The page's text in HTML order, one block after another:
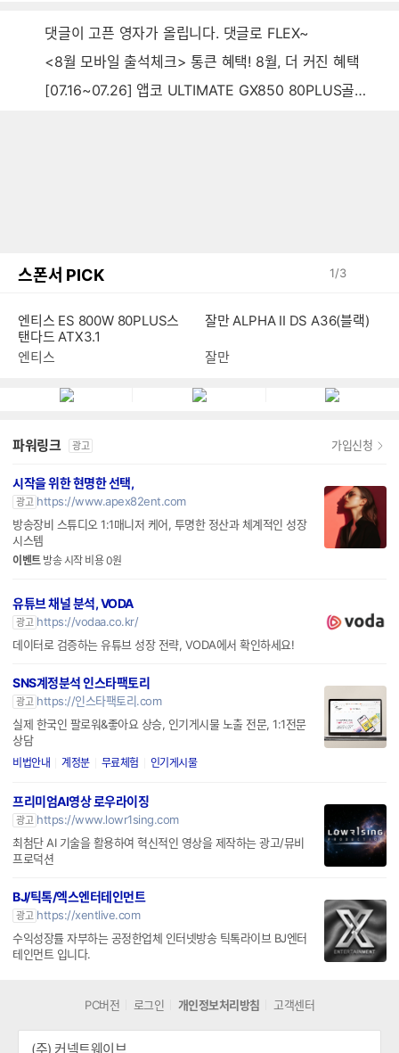
댓글이 고픈 영자가 올립니다. 댓글로 FLEX~
<8월 모바일 출석체크> 통큰 혜택! 8월, 더 커진 혜택
[07.16~07.26] 앱코 ULTIMATE GX850 80PLUS골드 풀모듈러 ATX3.0 블랙
스폰서 PICK 1/3
엔티스 ES 800W 80PLUS스
탠다드 ATX3.1
엔티스
잘만 ALPHA II DS A36(블랙)
잘만
파워링크 광고 가입신청
시작을 위한 현명한 선택,
광고 https://www.apex82ent.com
방송장비 스튜디오 1:1매니저 케어, 투명한 정산과 체계적인 성장
시스템
이벤트방송 시작 비용 0원
유튜브 채널 분석, VODA
광고 https://vodaa.co.kr/
데이터로 검증하는 유튜브 성장 전략, VODA에서 확인하세요!
SNS계정분석 인스타팩토리
광고 https://인스타팩토리.com
실제 한국인 팔로워&좋아요 상승, 인기게시물 노출 전문, 1:1전문
상담
비법안내 계정분 무료체험 인기게시물
프리미엄AI영상 로우라이징
광고 https://www.lowr1sing.com
최첨단 AI 기술을 활용하여 혁신적인 영상을 제작하는 광고/뮤비
프로덕션
BJ/틱톡/엑스엔터테인먼트
광고 https://xentlive.com
수익성장률 자부하는 공정한업체 인터넷방송 틱톡라이브 BJ엔터
테인먼트 입니다.
PC버전 로그인 개인정보처리방침 고객센터
(주) 커넥트웨이브